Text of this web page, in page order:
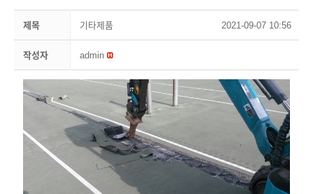
제목 기타제품 2021-09-07 10:56
작성자 admin